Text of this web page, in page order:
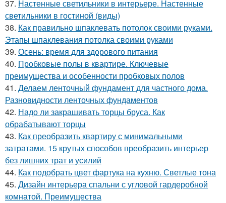
37. Настенные светильники в интерьере. Настенные
светильники в гостиной (виды)
38. Как правильно шпаклевать потолок своими руками.
Этапы шпаклевания потолка своими руками
39. Осень: время для здорового питания
40. Пробковые полы в квартире. Ключевые
преимущества и особенности пробковых полов
41. Делаем ленточный фундамент для частного дома.
Разновидности ленточных фундаментов
42. Надо ли закрашивать торцы бруса. Как
обрабатывают торцы
43. Как преобразить квартиру с минимальными
затратами. 15 крутых способов преобразить интерьер
без лишних трат и усилий
44. Как подобрать цвет фартука на кухню. Светлые тона
45. Дизайн интерьера спальни с угловой гардеробной
комнатой. Преимущества